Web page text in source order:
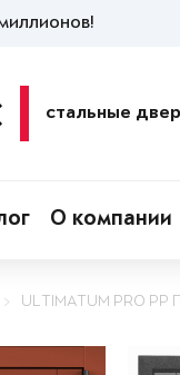
стальные
О компании
ULTIMATUM PRO PP